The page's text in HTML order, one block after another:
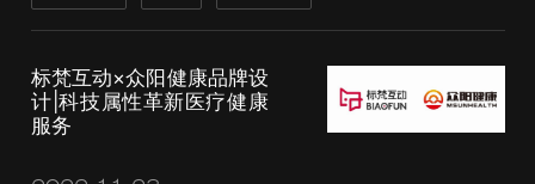
标梵互动×众阳健康品牌设
计|科技属性革新医疗健康
服务